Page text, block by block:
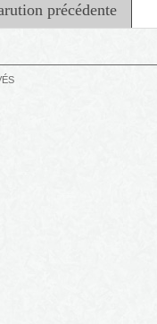
précédente